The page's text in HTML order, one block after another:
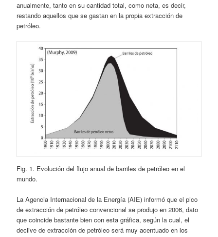
anualmente, tanto en su cantidad total, como neta, es decir,
restando aquellos que se gastan en la propia extracción de
petróleo.
Fig. 1. Evolución del flujo anual de barriles de petróleo en el
mundo.
La Agencia Internacional de la Energía (AIE) informó que el pico
de extracción de petróleo convencional se produjo en 2006, dato
que coincide bastante bien con esta gráfica, según la cual, el
declive de extracción de petróleo será muy acentuado en los